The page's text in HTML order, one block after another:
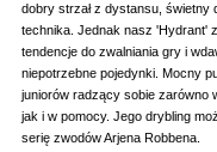
dobry strzał z dystansu, świetny
technika. Jednak nasz 'Hydrant'
tendencje do zwalniania gry i
niepotrzebne pojedynki. Mocny
juniorów radzący sobie zarówno
jak i w pomocy. Jego drybling
serię zwodów Arjena Robbena.